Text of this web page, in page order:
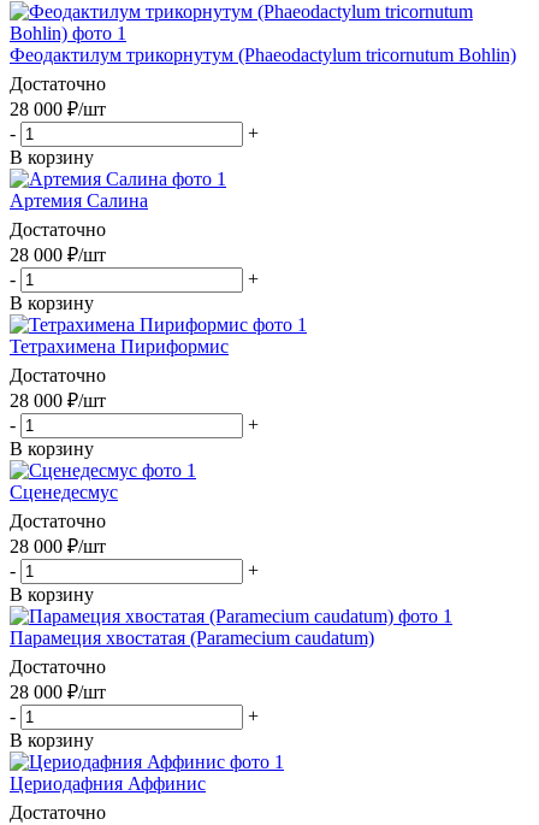
Феодактилум трикорнутум (Phaeodactylum tricornutum Bohlin)
Достаточно
28 000 ₽/шт
-
+
В корзину
Артемия Салина
Достаточно
28 000 ₽/шт
-
+
В корзину
Тетрахимена Пириформис
Достаточно
28 000 ₽/шт
-
+
В корзину
Сценедесмус
Достаточно
28 000 ₽/шт
-
+
В корзину
Парамеция хвостатая (Paramecium caudatum)
Достаточно
28 000 ₽/шт
-
+
В корзину
Цериодафния Аффинис
Достаточно